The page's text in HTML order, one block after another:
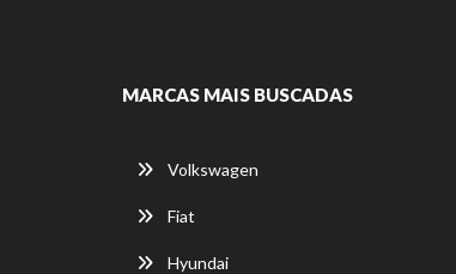
MARCAS MAIS BUSCADAS
Volkswagen
Fiat
Hyundai